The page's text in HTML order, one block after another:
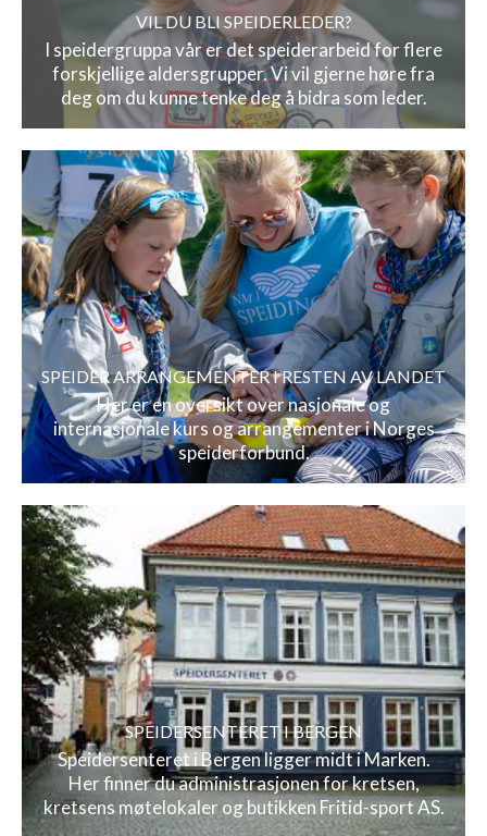
VIL DU BLI SPEIDERLEDER?
I speidergruppa vår er det speiderarbeid for flere
forskjellige aldersgrupper. Vi vil gjerne høre fra
deg om du kunne tenke deg å bidra som leder.
SPEIDER ARRANGEMENTER I RESTEN AV LANDET
Her er en oversikt over nasjonale og
internasjonale kurs og arrangementer i Norges
speiderforbund.
SPEIDERSENTERET I BERGEN
Speidersenteret i Bergen ligger midt i Marken.
Her finner du administrasjonen for kretsen,
kretsens møtelokaler og butikken Fritid-sport AS.